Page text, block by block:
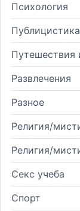
Психология
Публицистика
Путешествия
Развлечения
Разное
Религия/
Религия/
Секс учеба
Спорт